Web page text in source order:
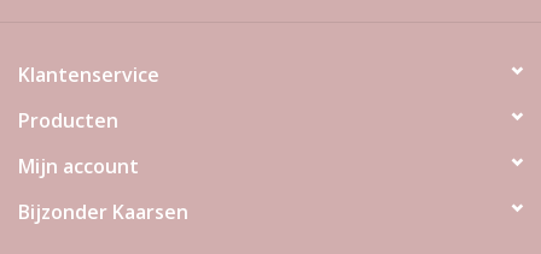
Klantenservice
Producten
Mijn account
Bijzonder Kaarsen